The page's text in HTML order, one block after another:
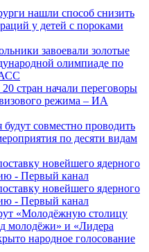
нашли способ снизить
у детей с пороками
завоевали золотые
олимпиаде по
стран начали переговоры
режима – ИА
совместно проводить
по десяти видам
новейшего ядерного
- Первый канал
новейшего ядерного
- Первый канал
«Молодёжную столицу
молодёжи» и «Лидера
народное голосование